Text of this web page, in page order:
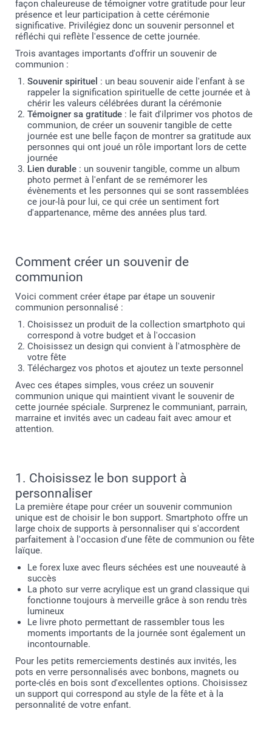
façon chaleureuse de témoigner votre gratitude pour leur
présence et leur participation à cette cérémonie
significative. Privilégiez donc un souvenir personnel et
réfléchi qui reflète l'essence de cette journée.
Trois avantages importants d'offrir un souvenir de
communion :
Souvenir spirituel : un beau souvenir aide l'enfant à se
rappeler la signification spirituelle de cette journée et à
chérir les valeurs célébrées durant la cérémonie
Témoigner sa gratitude : le fait d'ilprimer vos photos de
communion, de créer un souvenir tangible de cette
journée est une belle façon de montrer sa gratitude aux
personnes qui ont joué un rôle important lors de cette
journée
Lien durable : un souvenir tangible, comme un album
photo permet à l'enfant de se remémorer les
évènements et les personnes qui se sont rassemblées
ce jour-là pour lui, ce qui crée un sentiment fort
d'appartenance, même des années plus tard.
Comment créer un souvenir de
communion
Voici comment créer étape par étape un souvenir
communion personnalisé :
Choisissez un produit de la collection smartphoto qui
correspond à votre budget et à l'occasion
Choisissez un design qui convient à l'atmosphère de
votre fête
Téléchargez vos photos et ajoutez un texte personnel
Avec ces étapes simples, vous créez un souvenir
communion unique qui maintient vivant le souvenir de
cette journée spéciale. Surprenez le communiant, parrain,
marraine et invités avec un cadeau fait avec amour et
attention.
1. Choisissez le bon support à
personnaliser
La première étape pour créer un souvenir communion
unique est de choisir le bon support. Smartphoto offre un
large choix de supports à personnaliser qui s'accordent
parfaitement à l'occasion d'une fête de communion ou fête
laïque.
Le forex luxe avec fleurs séchées est une nouveauté à
succès
La photo sur verre acrylique est un grand classique qui
fonctionne toujours à merveille grâce à son rendu très
lumineux
Le livre photo permettant de rassembler tous les
moments importants de la journée sont également un
incontournable.
Pour les petits remerciements destinés aux invités, les
pots en verre personnalisés avec bonbons, magnets ou
porte-clés en bois sont d'excellentes options. Choisissez
un support qui correspond au style de la fête et à la
personnalité de votre enfant.